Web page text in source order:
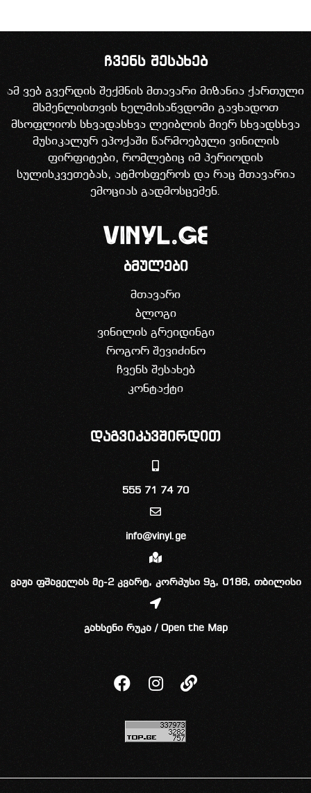
ჩვენს შესახებ
ამ ვებ გვერდის შექმნის მთავარი მიზანია ქართული
მსმენლისთვის ხელმისაწვდომი გავხადოთ
მსოფლიოს სხვადასხვა ლეიბლის მიერ სხვადსხვა
მუსიკალურ ეპოქაში წარმოებული ვინილის
ფირფიტები, რომლებიც იმ პერიოდის
სულისკვეთებას, ატმოსფეროს და რაც მთავარია
ემოციას გადმოსცემენ.
ბმულები
მთავარი
ბლოგი
ვინილის გრეიდინგი
როგორ შევიძინო
ჩვენს შესახებ
კონტაქტი
დაგვიკავშირდით
555 71 74 70
info@vinyl.ge
ვაჟა ფშაველას მე-2 კვარტ, კორპუსი 9გ, 0186, თბილისი
გახსენი რუკა / Open the Map